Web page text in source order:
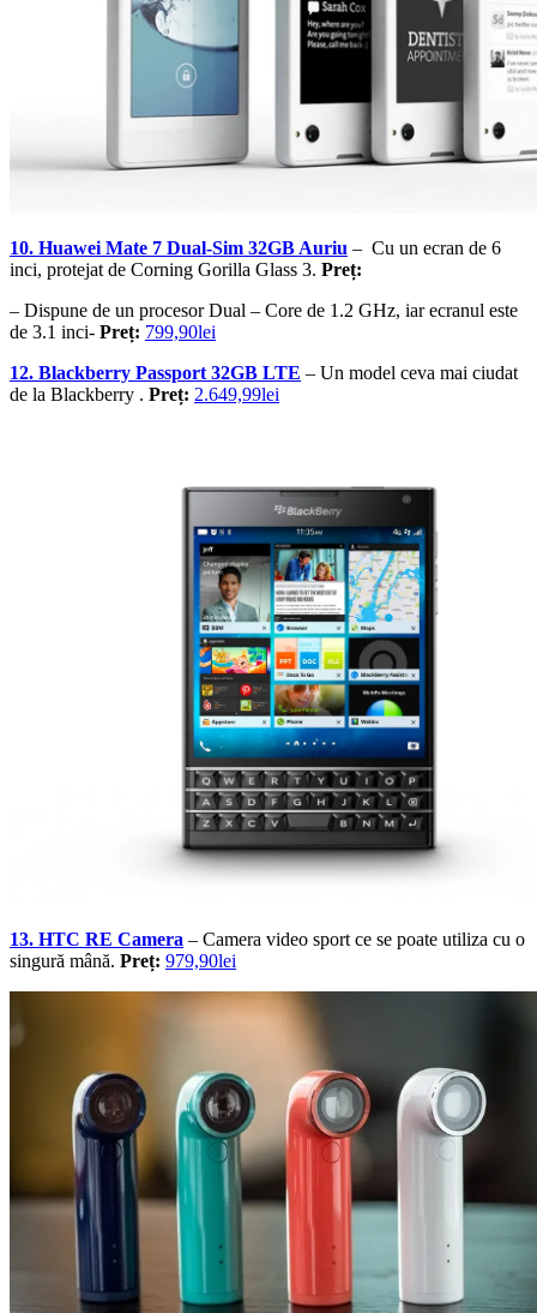
10. Huawei Mate 7 Dual-Sim 32GB Auriu – Cu un ecran de 6
inci, protejat de Corning Gorilla Glass 3. Preț:
– Dispune de un procesor Dual – Core de 1.2 GHz, iar ecranul este
de 3.1 inci- Preț: 799,90lei
12. Blackberry Passport 32GB LTE – Un model ceva mai ciudat
de la Blackberry . Preț: 2.649,99lei
13. HTC RE Camera – Camera video sport ce se poate utiliza cu o
singură mână. Preț: 979,90lei